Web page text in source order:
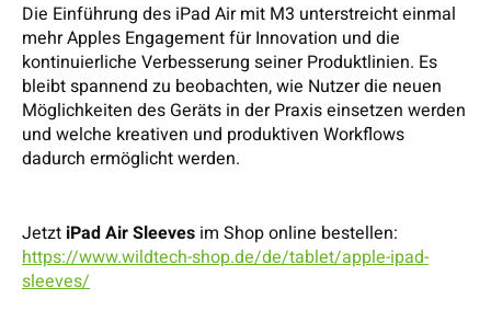
Die Einführung des iPad Air mit M3 unterstreicht einmal
mehr Apples Engagement für Innovation und die
kontinuierliche Verbesserung seiner Produktlinien. Es
bleibt spannend zu beobachten, wie Nutzer die neuen
Möglichkeiten des Geräts in der Praxis einsetzen werden
und welche kreativen und produktiven Workflows
dadurch ermöglicht werden.
Jetzt iPad AirSleeves im Shop online bestellen:
https://www.wildtech-shop.de/de/tablet/apple-ipad-
sleeves/